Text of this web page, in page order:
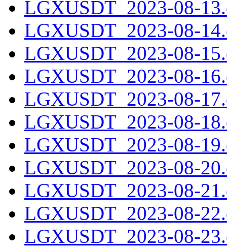
LGXUSDT_2023-08-
LGXUSDT_2023-08-
LGXUSDT_2023-08-
LGXUSDT_2023-08-
LGXUSDT_2023-08-
LGXUSDT_2023-08-
LGXUSDT_2023-08-
LGXUSDT_2023-08-
LGXUSDT_2023-08-
LGXUSDT_2023-08-
LGXUSDT_2023-08-